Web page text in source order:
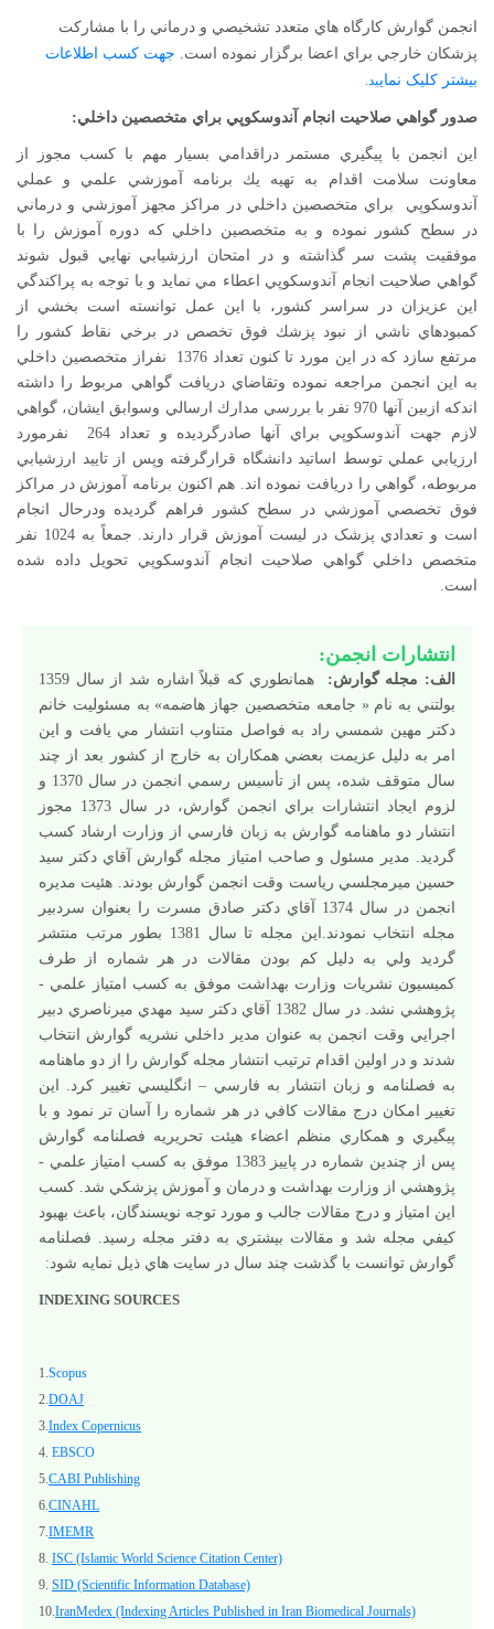
انجمن گوارش کارگاه هاي متعدد تشخيصي و درماني را با مشارکت
پزشکان خارجي براي اعضا برگزار نموده است. جهت کسب اطلاعات
بیشتر کلیک نمایید.
صدور گواهي صلاحيت انجام آندوسکوپي براي متخصصين داخلي:
اين انجمن با پيگيري مستمر دراقدامي بسيار مهم با كسب مجوز از
معاونت سلامت اقدام به تهيه يك برنامه آموزشي علمي و عملي
آندوسكوپي براي متخصصين داخلي در مراكز مجهز آموزشي و درماني
در سطح كشور نموده و به متخصصين داخلي كه دوره آموزش را با
موفقيت پشت سر گذاشته و در امتحان ارزشيابي نهايي قبول شوند
گواهي صلاحيت انجام آندوسكوپي اعطاء مي نمايد و با توجه به پراكندگي
اين عزيزان در سراسر كشور، با اين عمل توانسته است بخشي از
كمبودهاي ناشي از نبود پزشك فوق تخصص در برخي نقاط كشور را
مرتفع سازد كه در اين مورد تا كنون تعداد 1376 نفراز متخصصين داخلي
به اين انجمن مراجعه نموده وتقاضاي دريافت گواهي مربوط را داشته
اندكه ازبين آنها 970 نفر با بررسي مدارك ارسالي وسوابق ايشان، گواهي
لازم جهت آندوسكوپي براي آنها صادرگرديده و تعداد 264 نفرمورد
ارزيابي عملي توسط اساتيد دانشگاه قرارگرفته وپس از تاييد ارزشيابي
مربوطه، گواهي را دريافت نموده اند. هم اكنون برنامه آموزش در مراكز
فوق تخصصي آموزشي در سطح كشور فراهم گرديده ودرحال انجام
است و تعدادي پزشک در ليست آموزش قرار دارند. جمعاً به 1024 نفر
متخصص داخلي گواهي صلاحيت انجام آندوسکوپي تحويل داده شده
است.
انتشارات انجمن:
الف: مجله گوارش:
همانطوري که قبلاً اشاره شد از سال 1359
بولتني به نام « جامعه متخصصين جهاز هاضمه» به مسئوليت خانم
دکتر مهين شمسي راد به فواصل متناوب انتشار مي يافت و اين
امر به دليل عزيمت بعضي همکاران به خارج از کشور بعد از چند
سال متوقف شده، پس از تأسيس رسمي انجمن در سال 1370 و
لزوم ايجاد انتشارات براي انجمن گوارش، در سال 1373 مجوز
انتشار دو ماهنامه گوارش به زبان فارسي از وزارت ارشاد کسب
گرديد. مدير مسئول و صاحب امتياز مجله گوارش آقاي دکتر سيد
حسين ميرمجلسي رياست وقت انجمن گوارش بودند. هئيت مديره
انجمن در سال 1374 آقاي دکتر صادق مسرت را بعنوان سردبير
مجله انتخاب نمودند.اين مجله تا سال 1381 بطور مرتب منتشر
گرديد ولي به دليل کم بودن مقالات در هر شماره از طرف
کميسيون نشريات وزارت بهداشت موفق به کسب امتياز علمي -
پژوهشي نشد. در سال 1382 آقاي دکتر سيد مهدي ميرناصري دبير
اجرايي وقت انجمن به عنوان مدير داخلي نشريه گوارش انتخاب
شدند و در اولين اقدام ترتيب انتشار مجله گوارش را از دو ماهنامه
به فصلنامه و زبان انتشار به فارسي – انگليسي تغيير کرد. اين
تغيير امکان درج مقالات کافي در هر شماره را آسان تر نمود و با
پيگيري و همکاري منظم اعضاء هيئت تحريريه فصلنامه گوارش
پس از چندين شماره در پاييز 1383 موفق به کسب امتياز علمي -
پژوهشي از وزارت بهداشت و درمان و آموزش پزشکي شد. کسب
اين امتياز و درج مقالات جالب و مورد توجه نويسندگان، باعث بهبود
کيفي مجله شد و مقالات بيشتري به دفتر مجله رسيد. فصلنامه
گوارش توانست با گذشت چند سال در سايت هاي ذيل نمايه شود:
INDEXING SOURCES
1.Scopus
2.DOAJ
3.Index Copernicus
4. EBSCO
5.CABI Publishing
6.CINAHL
7.IMEMR
8. ISC (Islamic World Science Citation Center)
9. SID (Scientific Information Database)
10.IranMedex (Indexing Articles Published in Iran Biomedical Journals)